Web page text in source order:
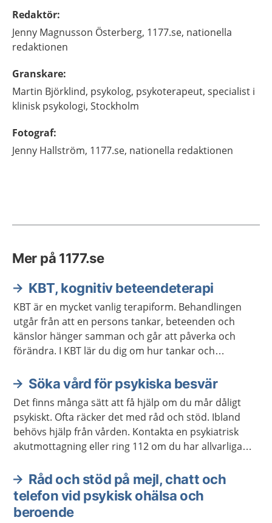
Redaktör:
Jenny Magnusson Österberg, 1177.se, nationella
redaktionen
Granskare:
Martin Björklind, psykolog, psykoterapeut, specialist i
klinisk psykologi, Stockholm
Fotograf:
Jenny Hallström, 1177.se, nationella redaktionen
Mer på 1177.se
KBT, kognitiv beteendeterapi
KBT är en mycket vanlig terapiform. Behandlingen
utgår från att en persons tankar, beteenden och
känslor hänger samman och går att påverka och
förändra. I KBT lär du dig om hur tankar och
Söka vård för psykiska besvär
Det finns många sätt att få hjälp om du mår dåligt
psykiskt. Ofta räcker det med råd och stöd. Ibland
behövs hjälp från vården. Kontakta en psykiatrisk
akutmottagning eller ring 112 om du har allvarliga
Råd och stöd på mejl, chatt och
telefon vid psykisk ohälsa och
beroende